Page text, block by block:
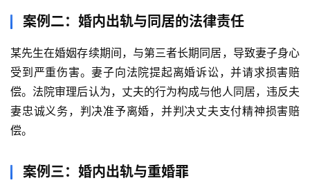
案例二：婚内出轨与同居的法律责任
某先生在婚姻存续期间，与第三者长期同居，导致妻子身心
受到严重伤害。妻子向法院提起离婚诉讼，并请求损害赔
偿。法院审理后认为，丈夫的行为构成与他人同居，违反夫
妻忠诚义务，判决准予离婚，并判决丈夫支付精神损害赔
偿。
案例三：婚内出轨与重婚罪